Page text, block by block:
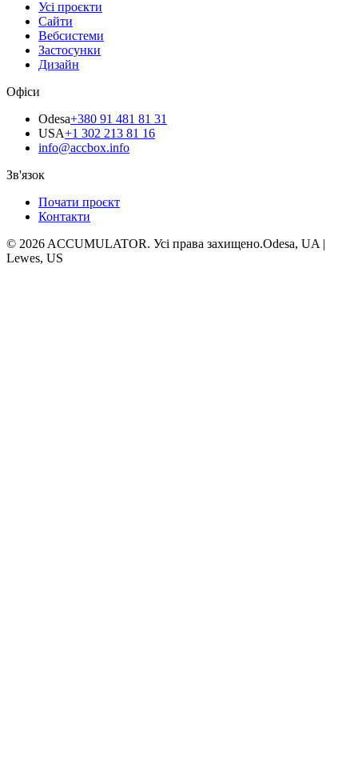
Усі проєкти
Сайти
Вебсистеми
Застосунки
Дизайн
Офіси
Odesa+380 91 481 81 31
USA+1 302 213 81 16
info@accbox.info
Зв'язок
Почати проєкт
Контакти
© 2026 ACCUMULATOR. Усі права захищено.Odesa, UA |
Lewes, US